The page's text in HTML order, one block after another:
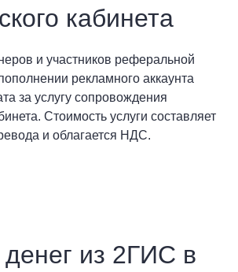
кабинета
и участников реферальной
рекламного аккаунта
за услугу сопровождения
Стоимость услуги составляет
и облагается НДС.
денег из 2ГИС в